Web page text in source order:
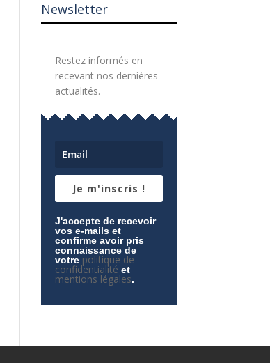
Newsletter
Restez informés en
recevant nos dernières
actualités.
Je m'inscris !
J'accepte de recevoir
vos e-mails et
confirme avoir pris
connaissance de
votre politique de
confidentialité et
mentions légales.